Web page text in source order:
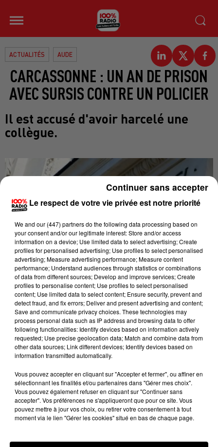
ACTUALITÉS AUDE
CARCASSONNE : UN AN DE PRISON
AVEC SURSIS CONTRE UN POLICIER
Il est accusé d'avoir harcelé une
collègue.
Publié : 16 novembre 2016 à 9h41
Un ancien policier de Carcassonne était jugé pour
harcèlement et tentative d’agression sexuelle hier par
le tribunal correctionnel de Carcassonne. Il aurait
envoyé des SMS à caractère sexuel à l’une de ses
collègues entre septembre 2013 et juin 2014. L’homme
qui travaille désormais à Nice a été condamné à 1 an
de prison avec sursis et à payer 3 000€ d’amende à la
victime.
Le respect de votre vie privée est notre priorité
We and our (447) partnersdo the following data processing based on
your consent and/or our legitimate interest: Store and/or access
information on a device; Use limited data to select advertising; Create
profiles for personalised advertising; Use profiles to select personalised
advertising; Measure advertising performance; Measure content
performance; Understand audiences through statistics or combinations
of data from different sources; Develop and improve services; Create
profiles to personalise content; Use profiles to select personalised
content; Use limited data to select content; Ensure security, prevent and
detect fraud, and fix errors; Deliver and present advertising and content;
Save and communicate privacy choices. These technologies may
process personal data such as IP address and browsing data to offer
following functionalities: Identify devices based on information actively
requested; Use precise geolocation data; Match and combine data from
other data sources; Link different devices; Identify devices based on
information transmitted automatically.
Vous pouvez accepter en cliquant sur "Accepter et fermer", ou affiner en
sélectionnant les finalités et/ou partenaires dans "Gérer mes choix".
Vous pouvez également refuser en cliquant sur "Continuer sans
accepter". Vos préférences ne s'appliqueront que pour ce site. Vous
pouvez mettre à jour vos choix, ou retirer votre consentement à tout
moment via le lien "Gérer les cookies" situé en bas de chaque page.
Continuer sans accepter